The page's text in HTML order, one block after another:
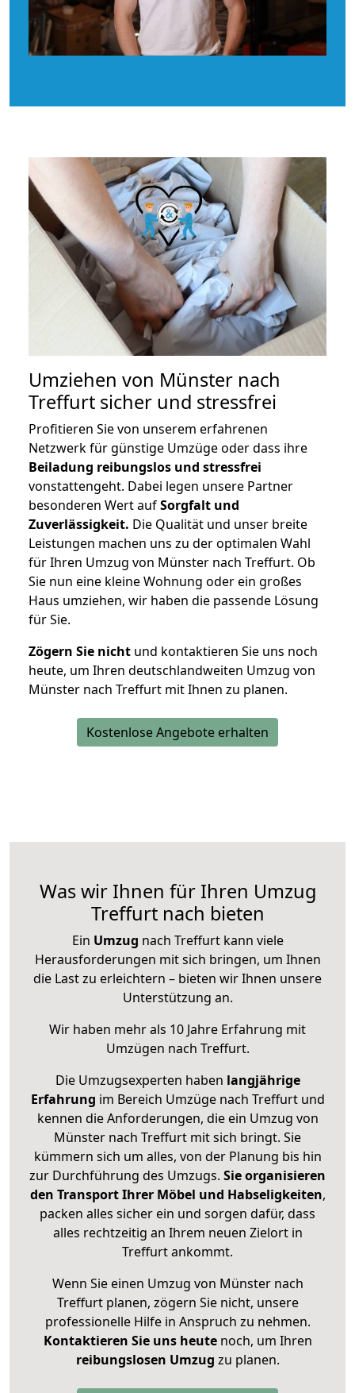
Umziehen von Münster nach
Treffurt sicher und stressfrei
Profitieren Sie von unserem erfahrenen
Netzwerk für günstige Umzüge oder dass ihre
Beiladung reibungslos und stressfrei
vonstattengeht. Dabei legen unsere Partner
besonderen Wert aufSorgfalt und
Zuverlässigkeit. Die Qualität und unser breite
Leistungen machen uns zu der optimalen Wahl
für Ihren Umzug von Münster nach Treffurt. Ob
Sie nun eine kleine Wohnung oder ein großes
Haus umziehen, wir haben die passende Lösung
für Sie.
Zögern Sie nicht und kontaktieren Sie uns noch
heute, um Ihren deutschlandweiten Umzug von
Münster nach Treffurt mit Ihnen zu planen.
Kostenlose Angebote erhalten
Was wir Ihnen für Ihren Umzug
Treffurt nach bieten
Ein Umzug nach Treffurt kann viele
Herausforderungen mit sich bringen, um Ihnen
die Last zu erleichtern – bieten wir Ihnen unsere
Unterstützung an.
Wir haben mehr als 10 Jahre Erfahrung mit
Umzügen nach Treffurt.
Die Umzugsexperten haben langjährige
Erfahrung im Bereich Umzüge nach Treffurt und
kennen die Anforderungen, die ein Umzug von
Münster nach Treffurt mit sich bringt. Sie
kümmern sich um alles, von der Planung bis hin
zur Durchführung des Umzugs. Sie organisieren
den Transport Ihrer Möbel und Habseligkeiten,
packen alles sicher ein und sorgen dafür, dass
alles rechtzeitig an Ihrem neuen Zielort in
Treffurt ankommt.
Wenn Sie einen Umzug von Münster nach
Treffurt planen, zögern Sie nicht, unsere
professionelle Hilfe in Anspruch zu nehmen.
Kontaktieren Sie uns heutenoch, um Ihren
reibungslosen Umzug zu planen.